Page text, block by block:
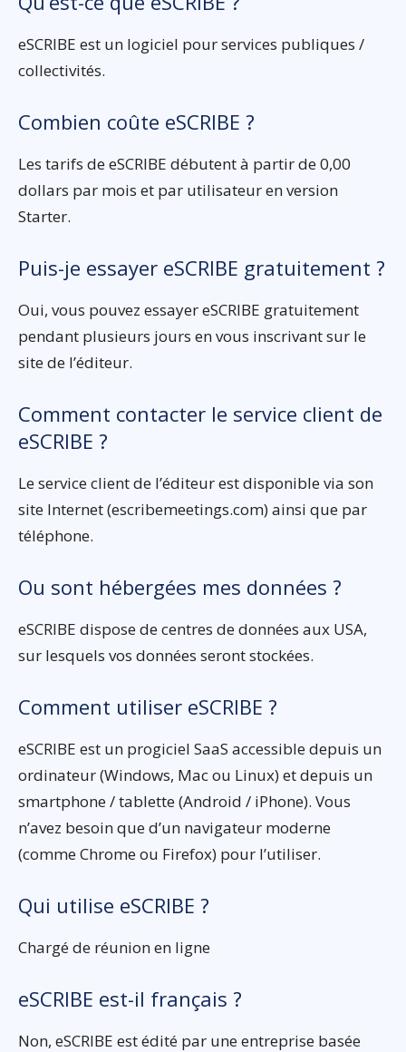
eSCRIBE est un logiciel pour services publiques /
collectivités.
Combien coûte eSCRIBE ?
Les tarifs de eSCRIBE débutent à partir de 0,00
dollars par mois et par utilisateur en version
Starter.
Puis-je essayer eSCRIBE gratuitement ?
Oui, vous pouvez essayer eSCRIBE gratuitement
pendant plusieurs jours en vous inscrivant sur le
site de l’éditeur.
Comment contacter le service client de
eSCRIBE ?
Le service client de l’éditeur est disponible via son
site Internet (escribemeetings.com) ainsi que par
téléphone.
Ou sont hébergées mes données ?
eSCRIBE dispose de centres de données aux USA,
sur lesquels vos données seront stockées.
Comment utiliser eSCRIBE ?
eSCRIBE est un progiciel SaaS accessible depuis un
ordinateur (Windows, Mac ou Linux) et depuis un
smartphone / tablette (Android / iPhone). Vous
n’avez besoin que d’un navigateur moderne
(comme Chrome ou Firefox) pour l’utiliser.
Qui utilise eSCRIBE ?
Chargé de réunion en ligne
eSCRIBE est-il français ?
Non, eSCRIBE est édité par une entreprise basée